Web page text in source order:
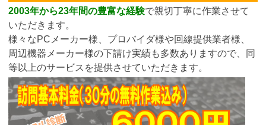
2003年から23年間の豊富な経験で親切丁寧に作業させて
いただきます。
様々なPCメーカー様、プロバイダ様や回線提供業者様、
周辺機器メーカー様の下請け実績も多数ありますので、同
等以上のサービスを提供させていただきます。